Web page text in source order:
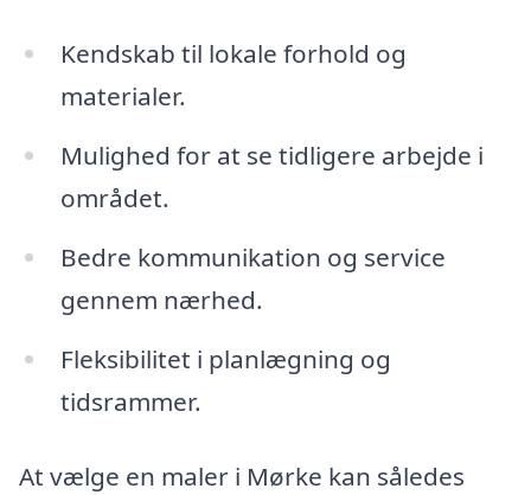
Kendskab til lokale forhold og
materialer.
Mulighed for at se tidligere arbejde i
området.
Bedre kommunikation og service
gennem nærhed.
Fleksibilitet i planlægning og
tidsrammer.
At vælge en maler i Mørke kan således